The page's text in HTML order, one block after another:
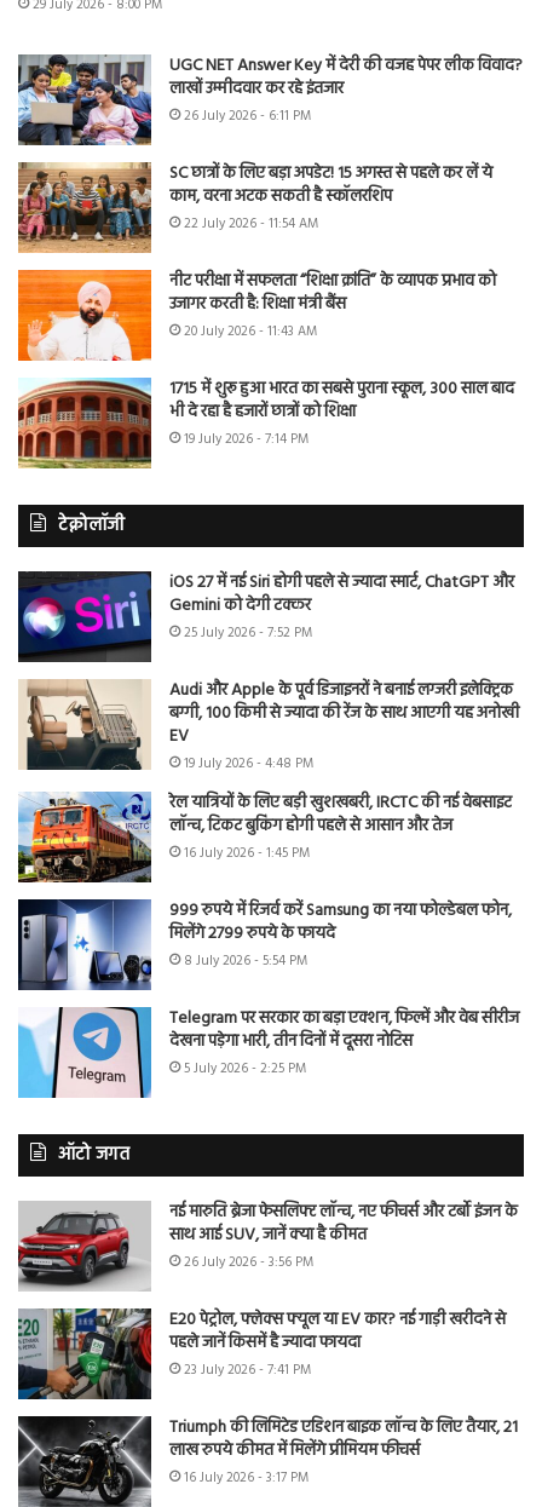
29 July 2026 - 8:00 PM
UGC NET Answer Key में देरी की वजह पेपर लीक विवाद?
लाखों उम्मीदवार कर रहे इंतजार
26 July 2026 - 6:11 PM
SC छात्रों के लिए बड़ा अपडेट! 15 अगस्त से पहले कर लें ये
काम, वरना अटक सकती है स्कॉलरशिप
22 July 2026 - 11:54 AM
नीट परीक्षा में सफलता “शिक्षा क्रांति” के व्यापक प्रभाव को
उजागर करती है: शिक्षा मंत्री बैंस
20 July 2026 - 11:43 AM
1715 में शुरू हुआ भारत का सबसे पुराना स्कूल, 300 साल बाद
भी दे रहा है हजारों छात्रों को शिक्षा
19 July 2026 - 7:14 PM
टेक्नोलॉजी
iOS 27 में नई Siri होगी पहले से ज्यादा स्मार्ट, ChatGPT और
Gemini को देगी टक्कर
25 July 2026 - 7:52 PM
Audi और Apple के पूर्व डिजाइनरों ने बनाई लग्जरी इलेक्ट्रिक
बग्गी, 100 किमी से ज्यादा की रेंज के साथ आएगी यह अनोखी
EV
19 July 2026 - 4:48 PM
रेल यात्रियों के लिए बड़ी खुशखबरी, IRCTC की नई वेबसाइट
लॉन्च, टिकट बुकिंग होगी पहले से आसान और तेज
16 July 2026 - 1:45 PM
999 रुपये में रिजर्व करें Samsung का नया फोल्डेबल फोन,
मिलेंगे 2799 रुपये के फायदे
8 July 2026 - 5:54 PM
Telegram पर सरकार का बड़ा एक्शन, फिल्में और वेब सीरीज
देखना पड़ेगा भारी, तीन दिनों में दूसरा नोटिस
5 July 2026 - 2:25 PM
ऑटो जगत
नई मारुति ब्रेजा फेसलिफ्ट लॉन्च, नए फीचर्स और टर्बो इंजन के
साथ आई SUV, जानें क्या है कीमत
26 July 2026 - 3:56 PM
E20 पेट्रोल, फ्लेक्स फ्यूल या EV कार? नई गाड़ी खरीदने से
पहले जानें किसमें है ज्यादा फायदा
23 July 2026 - 7:41 PM
Triumph की लिमिटेड एडिशन बाइक लॉन्च के लिए तैयार, 21
लाख रुपये कीमत में मिलेंगे प्रीमियम फीचर्स
16 July 2026 - 3:17 PM